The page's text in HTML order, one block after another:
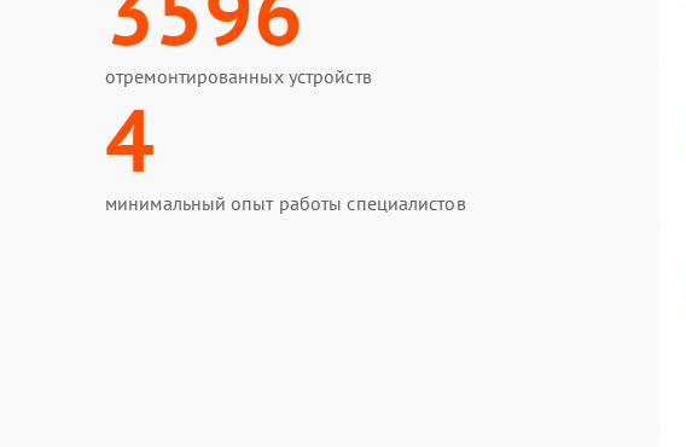
отремонтированных устройств
4
минимальный опыт работы специалистов